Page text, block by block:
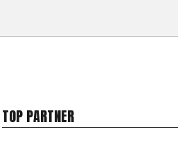
TOP PARTNER